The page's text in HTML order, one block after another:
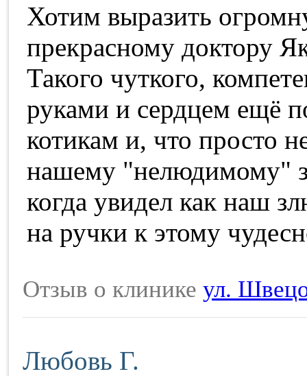
Хотим выразить
прекрасному доктору
Такого чуткого,
руками и сердцем ещё
котикам и, что просто
нашему "нелюдимому"
когда увидел как наш
на ручки к этому
Отзыв о клинике ул.
Любовь Г.